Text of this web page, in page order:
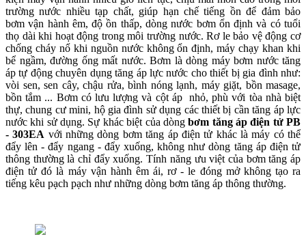
trường nước nhiều tạp chất, giúp hạn chế tiếng ồn để đảm bảo
bơm vận hành êm, độ ồn thấp, dòng nước bơm ổn định và có tuổi
thọ dài khi hoạt động trong môi trường nước. Rơ le bảo vệ động cơ
chống cháy nổ khi nguồn nước không ổn định, máy chạy khan khi
bể ngầm, đường ống mất nước. Bơm là dòng máy bơm nước tăng
áp tự động chuyên dụng tăng áp lực nước cho thiết bị gia đình như:
vòi sen, sen cây, chậu rửa, bình nóng lạnh, máy giặt, bồn masage,
bồn tắm ... Bơm có lưu lượng và cột áp nhỏ, phù với tòa nhà biệt
thự, chung cư mini, hộ gia đình sử dụng các thiết bị cần tăng áp lực
nước khi sử dụng. Sự khác biệt của dòngbơm tăng áp điện tử PB
- 303EA với những dòng bơm tăng áp điện tử khác là máy có thể
đẩy lên - đẩy ngang - đẩy xuống, không như dòng tăng áp điện tử
thông thường là chỉ đẩy xuống. Tính năng ưu việt của bơm tăng áp
điện tử đó là máy vận hành êm ái, rơ - le đóng mở không tạo ra
tiếng kêu pạch pạch như những dòng bơm tăng áp thông thường.